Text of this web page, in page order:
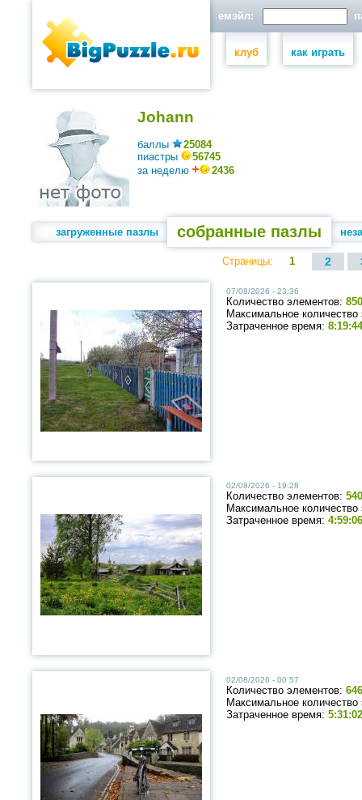
емэйл:
клуб как играть
Johann
баллы
25084
пиастры
56745
за неделю
2436
загруженные пазлы собранные пазлы
Страницы: 1 2
07/08/2026 - 23:36
Количество элементов: 850
Максимальное
Затраченное время: 8:19:44
02/08/2026 - 19:28
Количество элементов: 540
Максимальное
Затраченное время: 4:59:06
02/08/2026 - 00:57
Количество элементов: 646
Максимальное
Затраченное время: 5:31:02